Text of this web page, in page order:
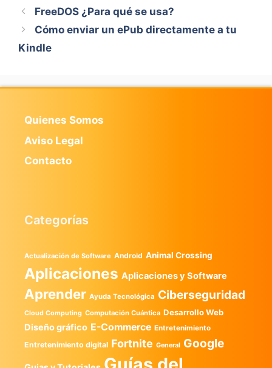
FreeDOS ¿Para qué se usa?
Cómo enviar un ePub directamente a tu
Kindle
Quienes Somos
Aviso Legal
Contacto
Categorías
Actualización de Software Android Animal Crossing
Aplicaciones Aplicaciones y Software
Aprender Ayuda Tecnológica Ciberseguridad
Cloud Computing Computación Cuántica Desarrollo Web
Diseño gráfico E-Commerce Entretenimiento
Entretenimiento digital Fortnite General Google